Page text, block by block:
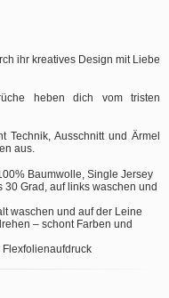
ihr kreatives Design mit Liebe
heben dich vom tristen
Technik, Ausschnitt und Ärmel
aus.
Baumwolle, Single Jersey
Grad, auf links waschen und
waschen und auf der Leine
– schont Farben und
Flexfolienaufdruck